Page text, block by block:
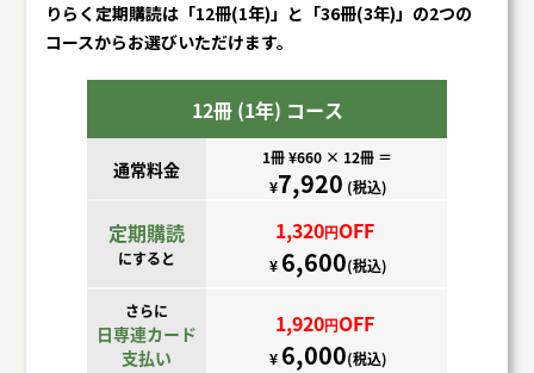
りらく定期購読は「12冊(1年)」と「36冊(3年)」の2つの
コースからお選びいただけます。